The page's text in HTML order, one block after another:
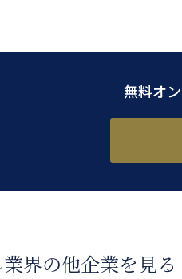
無料オ
界の他企業を見る